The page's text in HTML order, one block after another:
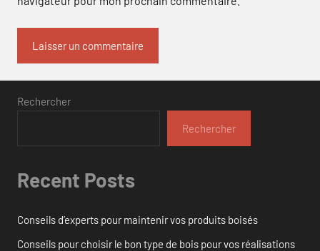
Rechercher
Rechercher
Recent Posts
Conseils d’experts pour maintenir vos produits boisés
Conseils pour choisir le bon type de bois pour vos réalisations